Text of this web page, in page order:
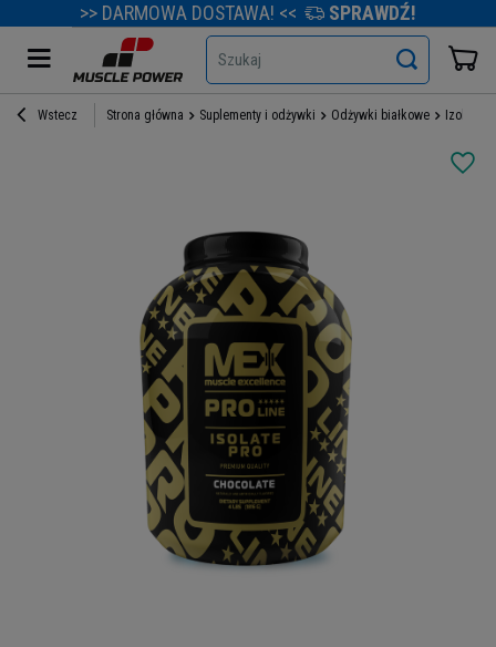
>> DARMOWA DOSTAWA! << SPRAWDŹ!
Szukaj
Wstecz Strona główna Suplementy i odżywki Odżywki białkowe Izolaty